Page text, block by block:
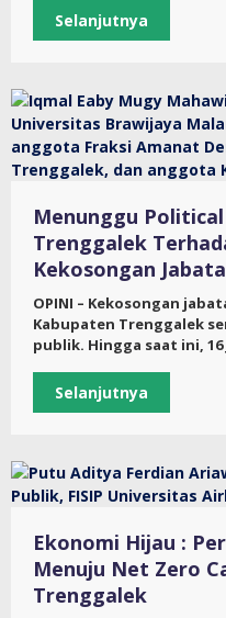
Selanjutnya
Menunggu
Trenggalek
Kekosongan
OPINI – Kekosongan
Kabupaten Trenggalek
publik. Hingga saat ini, 16
Selanjutnya
Ekonomi Hijau :
Menuju Net Zero
Trenggalek